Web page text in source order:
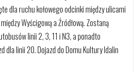
dla ruchu kołowego odcinki między ulicami
Wyścigową a Źródłową. Zostaną
linii 2, 3, 11 i N3, a ponadto
dla linii 20. Dojazd do Domu Kultury Idalin